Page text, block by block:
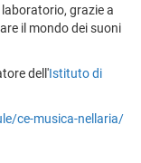
grazie a
il mondo dei suoni
dell'Istituto di
ce-musica-nellaria/